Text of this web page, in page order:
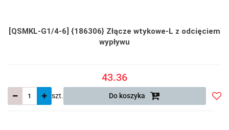
[QSMKL-G1/4-6] {186306} Złącze wtykowe-L z odcięciem
wypływu
43.36
szt. Do koszyka